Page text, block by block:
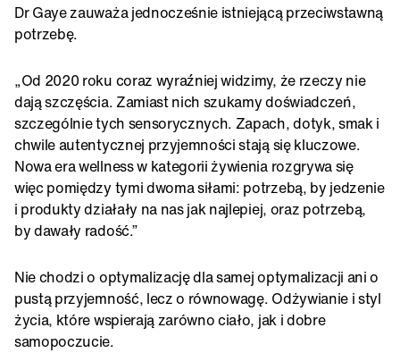
Dr Gaye zauważa jednocześnie istniejącą przeciwstawną
potrzebę.
„Od 2020 roku coraz wyraźniej widzimy, że rzeczy nie
dają szczęścia. Zamiast nich szukamy doświadczeń,
szczególnie tych sensorycznych. Zapach, dotyk, smak i
chwile autentycznej przyjemności stają się kluczowe.
Nowa era wellness w kategorii żywienia rozgrywa się
więc pomiędzy tymi dwoma siłami: potrzebą, by jedzenie
i produkty działały na nas jak najlepiej, oraz potrzebą,
by dawały radość.”
Nie chodzi o optymalizację dla samej optymalizacji ani o
pustą przyjemność, lecz o równowagę. Odżywianie i styl
życia, które wspierają zarówno ciało, jak i dobre
samopoczucie.